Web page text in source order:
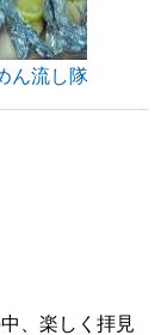
ん流し隊
、楽しく拝見